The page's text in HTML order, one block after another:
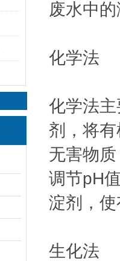
废水中
化学法
化学法
剂，将
无害物
调节pH
淀剂，
生化法